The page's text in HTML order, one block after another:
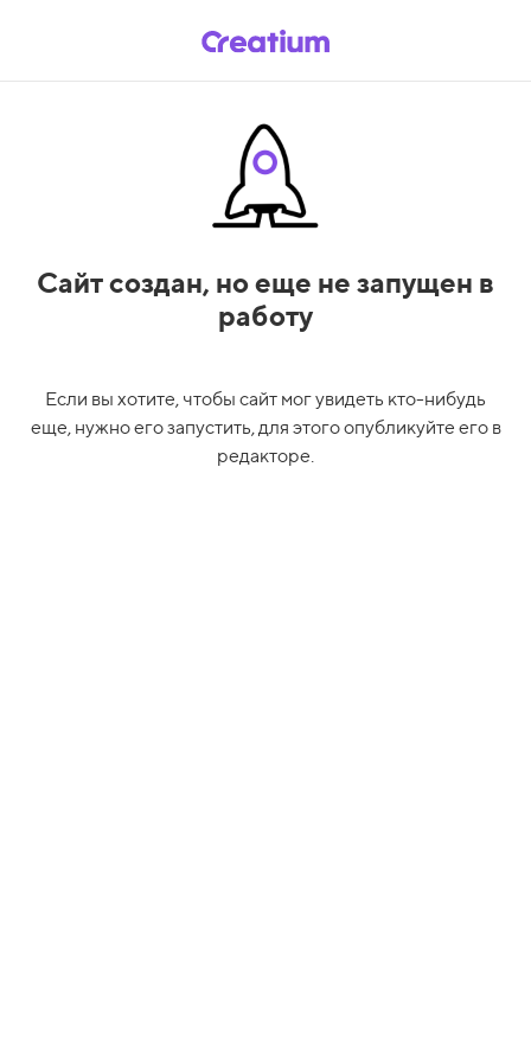
Сайт создан, но еще не запущен в
работу
Если вы хотите, чтобы сайт мог увидеть кто-нибудь
еще, нужно его запустить, для этого опубликуйте его в
редакторе.